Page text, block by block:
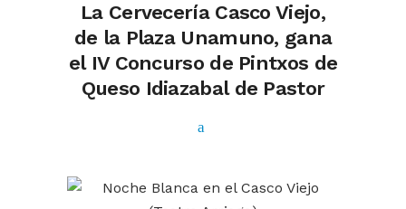
La Cervecería Casco Viejo,
de la Plaza Unamuno, gana
el IV Concurso de Pintxos de
Queso Idiazabal de Pastor